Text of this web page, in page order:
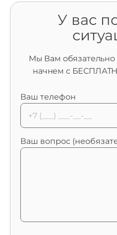
У вас
Мы Вам
начнем с
Ваш телефон
Ваш вопрос